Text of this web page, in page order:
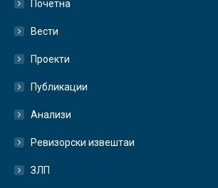
Почетна
Вести
Проекти
Публикации
Анализи
Ревизорски извештаи
ЗЛП